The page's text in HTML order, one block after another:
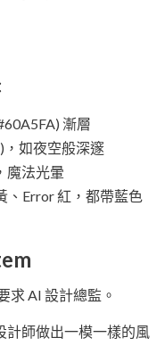
漸層
如夜空般深邃
魔法光暈
、Error 紅，都帶藍色
求 AI 設計總監。
計師做出一模一樣的風